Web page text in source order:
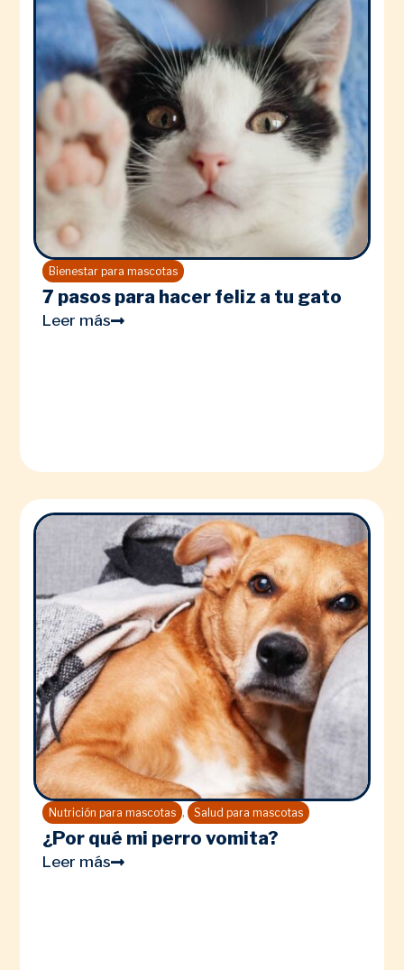
Bienestar para mascotas
7 pasos para hacer feliz a tu gato
Leer más
Nutrición para mascotas , Salud para mascotas
¿Por qué mi perro vomita?
Leer más